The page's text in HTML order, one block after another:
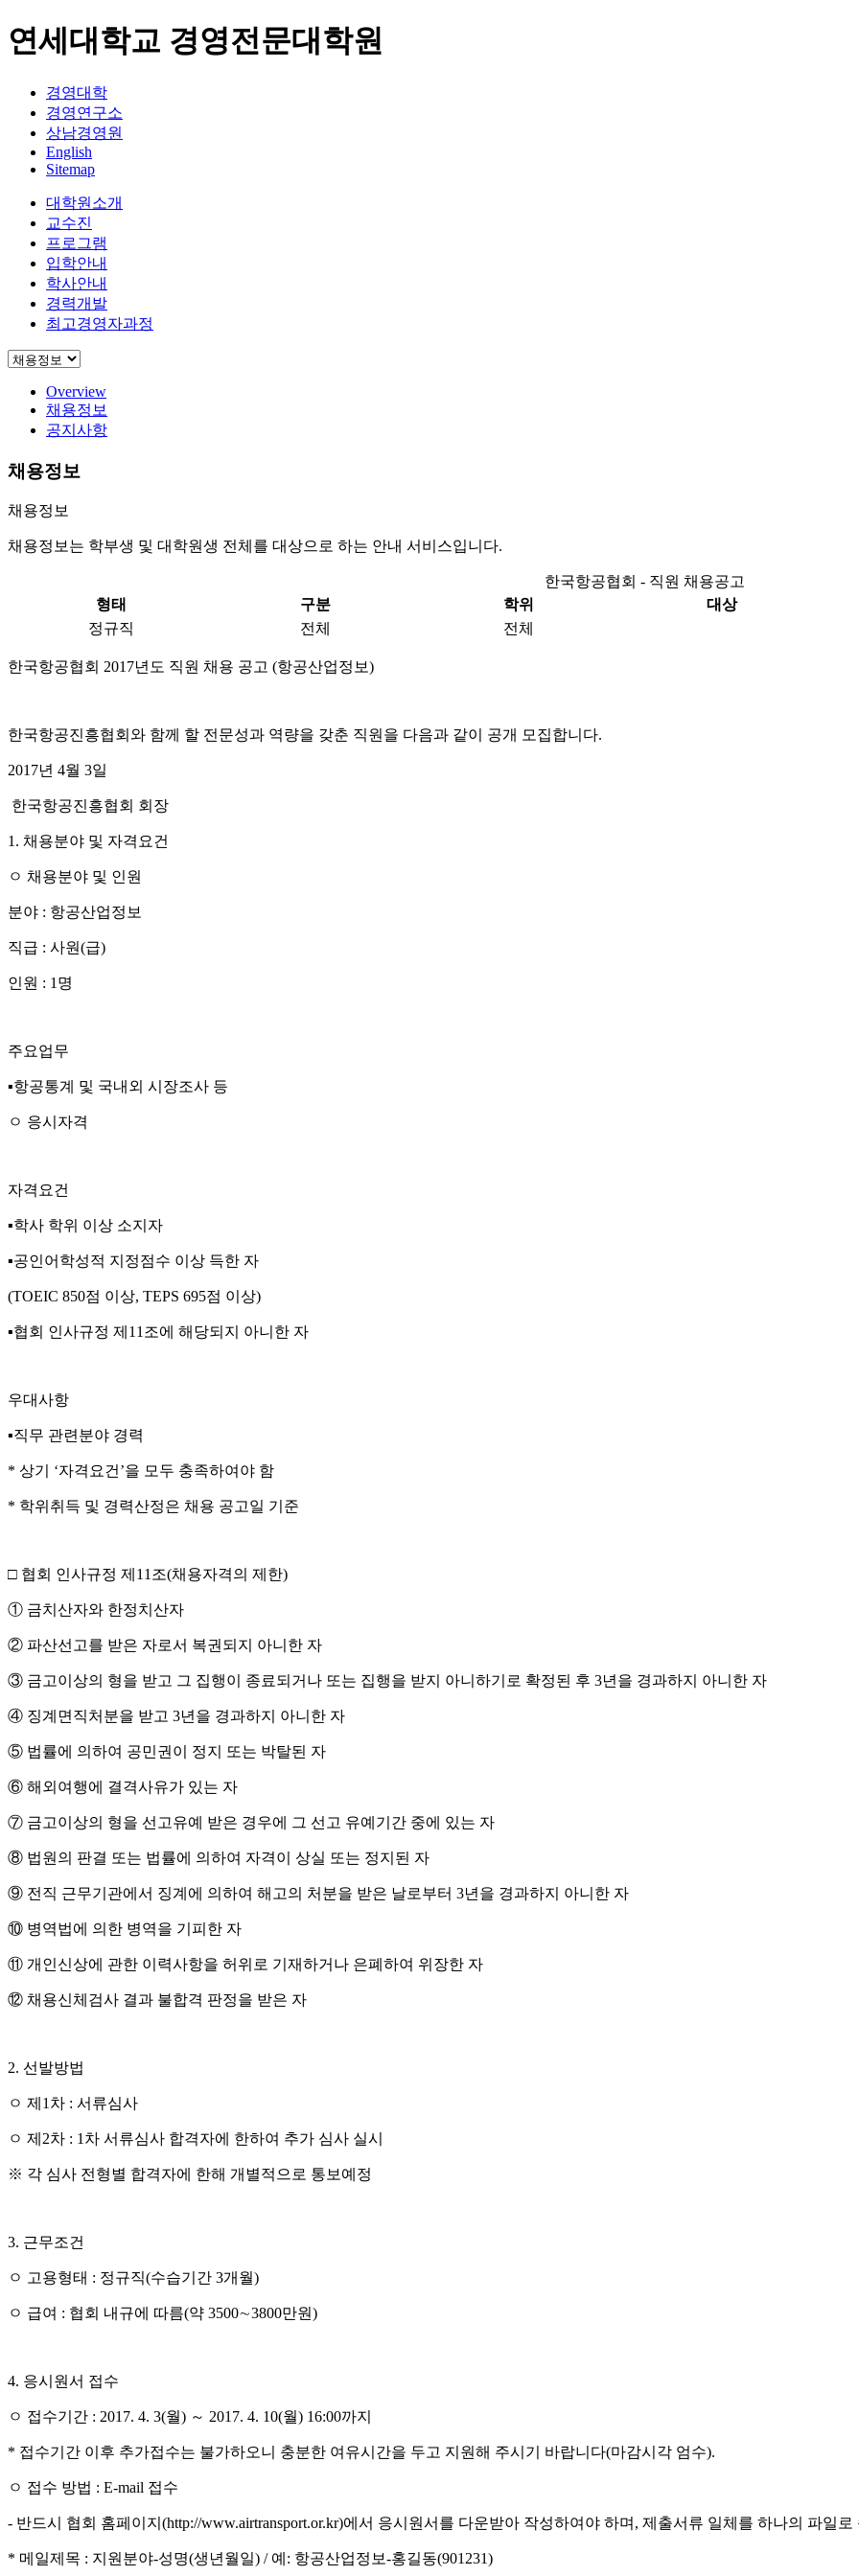
연세대학교 경영전문대학원
경영대학
경영연구소
상남경영원
English
Sitemap
대학원소개
교수진
프로그램
입학안내
학사안내
경력개발
최고경영자과정
Overview
채용정보
공지사항
채용정보
채용정보
채용정보는 학부생 및 대학원생 전체를 대상으로 하는 안내 서비스입니다.
한국항공협회 - 직원 채용공고
형태
구분 학위
대상
정규직
전체 전체
한국항공협회 2017년도 직원 채용 공고 (항공산업정보)
한국항공진흥협회와 함께 할 전문성과 역량을 갖춘 직원을 다음과 같이 공개 모집합니다.
2017년 4월 3일
한국항공진흥협회 회장
1. 채용분야 및 자격요건
ㅇ 채용분야 및 인원
분야 : 항공산업정보
직급 : 사원(급)
인원 : 1 명
주요업무
▪항공통계 및 국내외 시장조사 등
ㅇ 응시자격
자격요건
▪학사 학위 이상 소지자
▪공인어학성적 지정점수 이상 득한 자
(TOEIC 850점 이상, TEPS 695점 이상)
▪협회 인사규정 제 11 조에 해당되지 아니한 자
우대사항
▪직무 관련분야 경력
* 상기 ‘자격요건 ’을 모두 충족하여야 함
* 학위취득 및 경력산정은 채용 공고일 기준
□ 협회 인사규정 제 11 조(채용자격의 제한)
① 금치산자와 한정치산자
② 파산선고를 받은 자로서 복권되지 아니한 자
③ 금고이상의 형을 받고 그 집행이 종료되거나 또는 집행을 받지 아니하기로 확정된 후 3년을 경과하지 아니한 자
④ 징계면직처분을 받고 3년을 경과하지 아니한 자
⑤ 법률에 의하여 공민권이 정지 또는 박탈된 자
⑥ 해외여행에 결격사유가 있는 자
⑦ 금고이상의 형을 선고유예 받은 경우에 그 선고 유예기간 중에 있는 자
⑧ 법원의 판결 또는 법률에 의하여 자격이 상실 또는 정지된 자
⑨ 전직 근무기관에서 징계에 의하여 해고의 처분을 받은 날로부터 3년을 경과하지 아니한 자
⑩ 병역법에 의한 병역을 기피한 자
⑪ 개인신상에 관한 이력사항을 허위로 기재하거나 은폐하여 위장한 자
⑫ 채용신체검사 결과 불합격 판정을 받은 자
2. 선발방법
ㅇ 제 1 차 : 서류심사
ㅇ 제 2차 : 1 차 서류심사 합격자에 한하여 추가 심사 실시
※ 각 심사 전형별 합격자에 한해 개별적으로 통보예정
3. 근무조건
ㅇ 고용형태 : 정규직(수습기간 3개월)
ㅇ 급여 : 협회 내규에 따름(약 3500∼3800만원)
4. 응시원서 접수
ㅇ 접수기간 : 2017. 4. 3(월) ～ 2017. 4. 10(월) 16:00까지
* 접수기간 이후 추가접수는 불가하오니 충분한 여유시간을 두고 지원해 주시기 바랍니다(마감시각 엄수).
ㅇ 접수 방법 : E-mail 접수
- 반드시 협회 홈페이지 (http://www.airtransport.or.kr)에서 응시원서를 다운받아 작성하여야 하며 , 제출서류 일체를 하나의 파일로
* 메일제목 : 지원분야-성명(생년월일) / 예 : 항공산업정보-홍길동(901231)